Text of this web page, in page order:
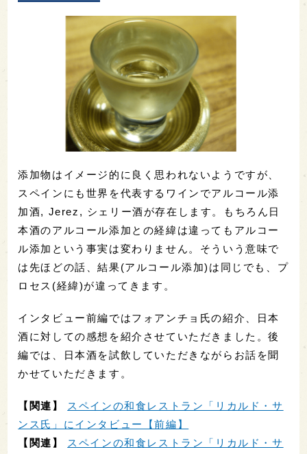
添加物はイメージ的に良く思われないようですが、
スペインにも世界を代表するワインでアルコール添
加酒, Jerez, シェリー酒が存在します。もちろん日
本酒のアルコール添加との経緯は違ってもアルコー
ル添加という事実は変わりません。そういう意味で
は先ほどの話、結果(アルコール添加)は同じでも、プ
ロセス(経緯)が違ってきます。
インタビュー前編ではフォアンチョ氏の紹介、日本
酒に対しての感想を紹介させていただきました。後
編では、日本酒を試飲していただきながらお話を聞
かせていただきます。
【関連】
スペインの和食レストラン「リカルド・サ
ンス氏」にインタビュー【前編】
【関連】
スペインの和食レストラン「リカルド・サ